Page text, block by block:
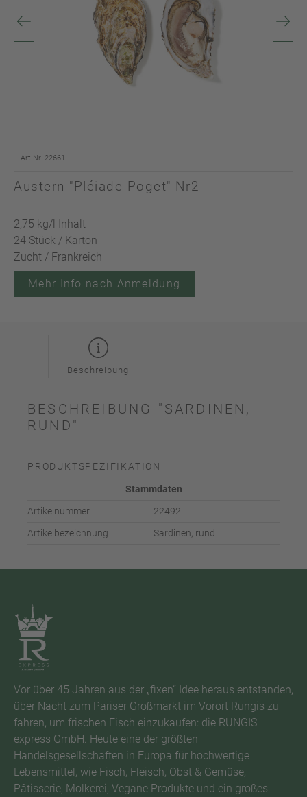
Art-Nr. 22661
Austern "Pléiade Poget" Nr2
2,75 kg/l Inhalt
24 Stück / Karton
Zucht / Frankreich
Mehr Info nach Anmeldung
Beschreibung
BESCHREIBUNG "SARDINEN,
RUND"
PRODUKTSPEZIFIKATION
Stammdaten
Artikelnummer
22492
Artikelbezeichnung
Sardinen, rund
Vor über 45 Jahren aus der „fixen“ Idee heraus entstanden,
über Nacht zum Pariser Großmarkt im Vorort Rungis zu
fahren, um frischen Fisch einzukaufen: die RUNGIS
express GmbH. Heute eine der größten
Handelsgesellschaften in Europa für hochwertige
Lebensmittel, wie Fisch, Fleisch, Obst & Gemüse,
Pâtisserie, Molkerei, Vegane Produkte und ein großes